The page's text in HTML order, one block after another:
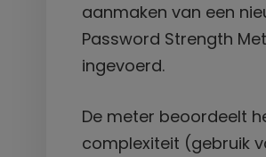
aanmaken van een
Password Strength
ingevoerd.
De meter beoordeelt
complexiteit (gebruik